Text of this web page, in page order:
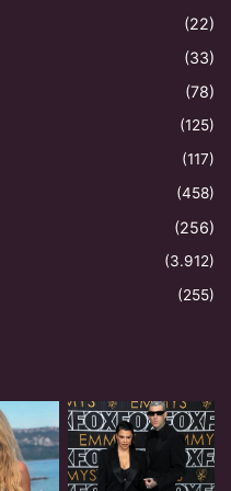
(22)
(33)
(78)
(125)
(117)
(458)
(256)
(3.912)
(255)